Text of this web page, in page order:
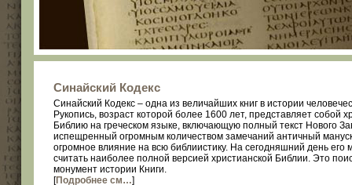
Синайский Кодекс
Синайский Кодекс – одна из величайших книг в истории
Рукопись, возраст которой более 1600 лет, представляет собой
Библию на греческом языке, включающую полный текст Нового
испещренный огромным количеством замечаний античный
огромное влияние на всю библиистику. На сегодняшний день его
считать наиболее полной версией христианской Библии. Это
монумент истории Книги.
[Подробнее см…]